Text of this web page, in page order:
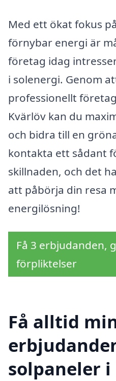
Med ett ökat fokus
förnybar energi är
företag idag
i solenergi. Genom
professionellt
Kvärlöv kan du
och bidra till en
kontakta ett sådant
skillnaden, och det
att påbörja din resa
energilösning!
Få 3 erbjudanden,
förpliktelser
Få alltid
solpaneler